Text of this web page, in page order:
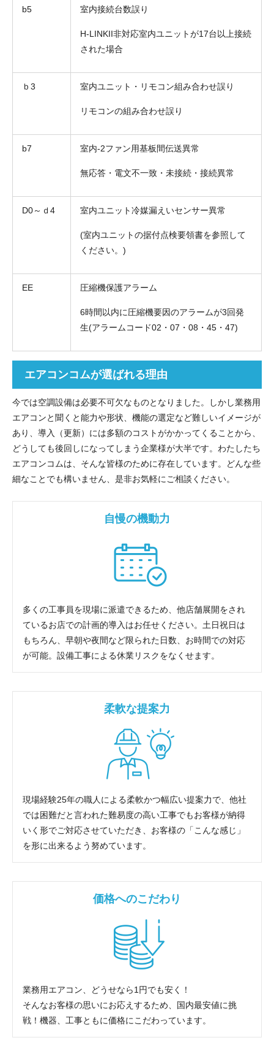
b5 室内接続台数誤り
H-LINKII非対応室内ユニットが17台以上接続
された場合
ｂ3 室内ユニット・リモコン組み合わせ誤り
リモコンの組み合わせ誤り
b7 室内-2ファン用基板間伝送異常
無応答・電文不一致・未接続・接続異常
D0～ｄ4 室内ユニット冷媒漏えいセンサー異常
(室内ユニットの据付点検要領書を参照して
ください。)
EE 圧縮機保護アラーム
6時間以内に圧縮機要因のアラームが3回発
生(アラームコード02・07・08・45・47)
エアコンコムが選ばれる理由
今では空調設備は必要不可欠なものとなりました。しかし業務用
エアコンと聞くと能力や形状、機能の選定など難しいイメージが
あり、導入（更新）には多額のコストがかかってくることから、
どうしても後回しになってしまう企業様が大半です。わたしたち
エアコンコムは、そんな皆様のために存在しています。どんな些
細なことでも構いません、是非お気軽にご相談ください。
自慢の機動力
多くの工事員を現場に派遣できるため、他店舗展開をされ
ているお店での計画的導入はお任せください。土日祝日は
もちろん、早朝や夜間など限られた日数、お時間での対応
が可能。設備工事による休業リスクをなくせます。
柔軟な提案力
現場経験25年の職人による柔軟かつ幅広い提案力で、他社
では困難だと言われた難易度の高い工事でもお客様が納得
いく形でご対応させていただき、お客様の「こんな感じ」
を形に出来るよう努めています。
価格へのこだわり
業務用エアコン、どうせなら1円でも安く！
そんなお客様の思いにお応えするため、国内最安値に挑
戦！機器、工事ともに価格にこだわっています。